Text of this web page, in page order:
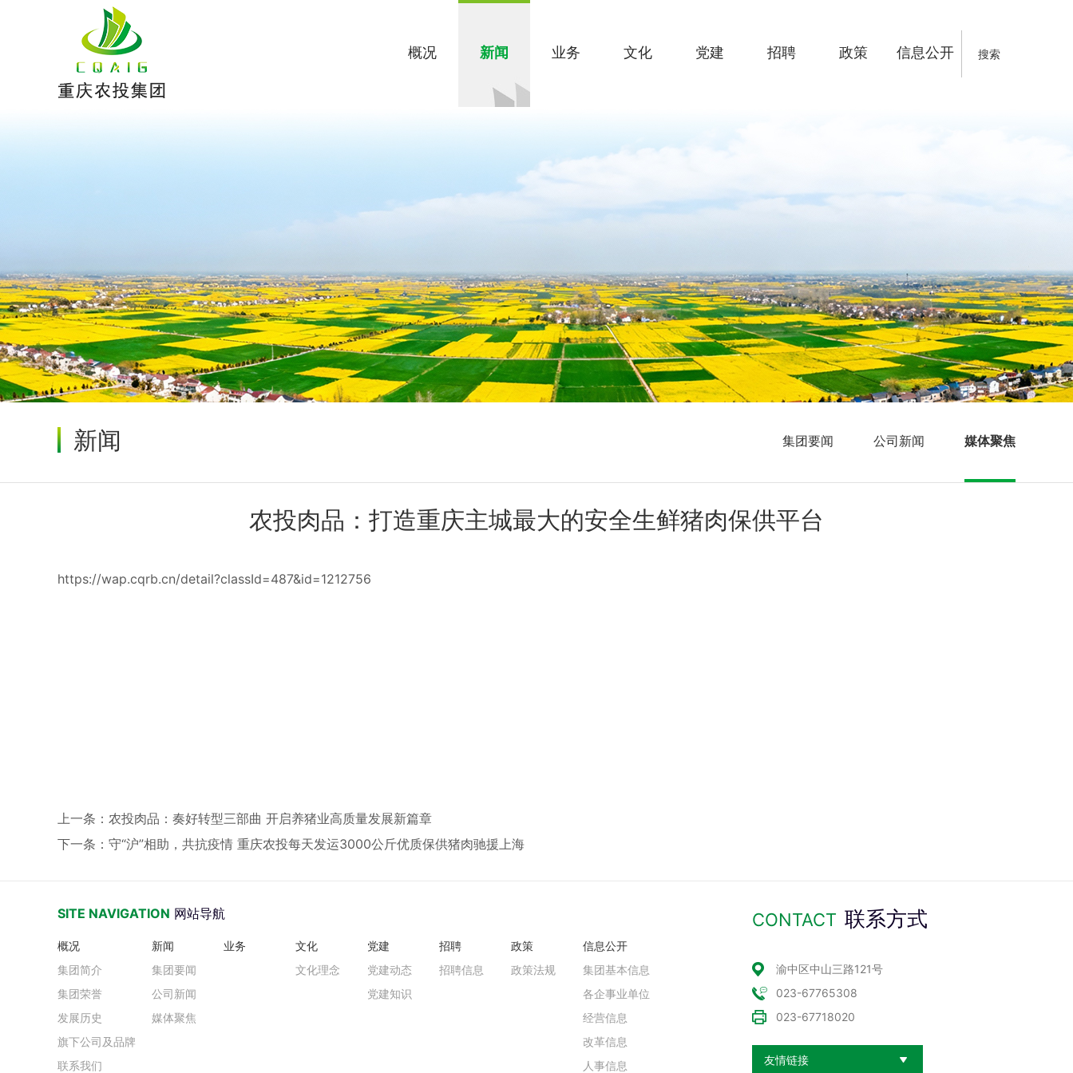
搜索
概况 新闻 业务 文化 党建 招聘 政策 信息公开
新闻 集团要闻 公司新闻 媒体聚焦
农投肉品：打造重庆主城最大的安全生鲜猪肉保供平台
https://wap.cqrb.cn/detail?classId=487&id=1212756
上一条 ：农投肉品：奏好转型三部曲 开启养猪业高质量发展新篇章
下一条 ：守“沪”相助，共抗疫情 重庆农投每天发运3000公斤优质保供猪肉驰援上海
SITE NAVIGATION 网站导航
概况
集团简介
集团荣誉
发展历史
旗下公司及品牌
联系我们
新闻
集团要闻
公司新闻
媒体聚焦
业务
文化
文化理念
党建
党建动态
党建知识
招聘
招聘信息
政策
政策法规
信息公开
集团基本信息
各企事业单位
经营信息
改革信息
人事信息
CONTACT 联系方式
渝中区中山三路121号
023-67765308
023-67718020
友情链接